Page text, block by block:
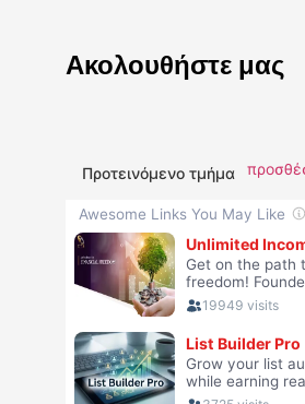
Ακολουθήστε μας
Προτεινόμενο τμήμα